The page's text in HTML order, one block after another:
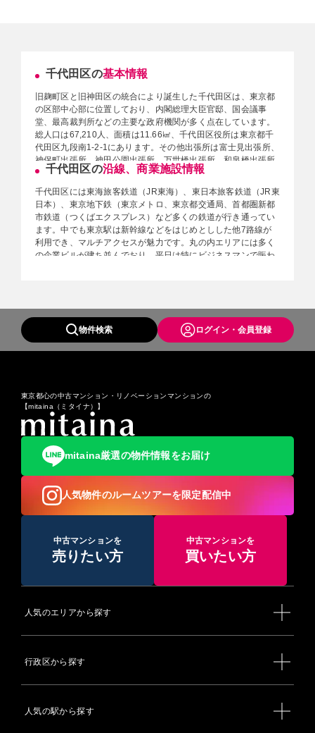
千代田区の基本情報
旧麹町区と旧神田区の統合により誕生した千代田区は、東京都
の区部中心部に位置しており、内閣総理大臣官邸、国会議事
堂、最高裁判所などの主要な政府機関が多く点在しています。
総人口は67,210人、面積は11.66㎢、千代田区役所は東京都千
代田区九段南1-2-1にあります。その他出張所は富士見出張所、
神保町出張所、神田公園出張所、万世橋出張所、和泉橋出張所
に5カ所に点在しています。また、法務局（東京法務局）は千
代田区九段南1-1-15にあります。神田・神保町周辺には古本
屋・出版社が多く建ち並んでいます。丸の内・大手町エリアは
新聞社・銀行が多く、秋葉原エリアは外国人も多く訪れるサブ
カルチャーの発信地として有名です。千代田区中心に皇居の敷
地が広がっており、その周辺には千鳥ヶ淵、北の丸公園など自
然を感じられる緑豊かな環境となっています。区立の中高一貫
◆面積：11.66㎢
◆区役所場所
・千代田区役所：東京都千代田区九段南1-2-1
５
◆警察署：丸の内警察／麹町警察署／神田警察署／万世橋警察
署
◆消防署：丸の内消防署／麹町消防署／神田消防署
◆避難所：麹町小学校／九段小学校／番町小学校／麹町中学校
／富士見みらい館／お茶の水小学校 ／神田一橋中学校／神田さ
くら館／昌平童夢館・アーツ千代田３３３１／ちよだパークサ
イドプラザ /旧今川中学校 /都立一橋高校／区立スポーツセンタ
ー／岩本町ほほえみプラザ
◆災害時退避場所：皇居外苑/北の丸公園/皇居東御苑（一部地域
◆保健所：千代田保健所
◆休日応急診療：千代田保健所
育てひろば「あい・ぽーと」麹町（外部サイトへリンク）
◆公立幼稚園：麹町幼稚園／九段幼稚園／番町幼稚園／お茶の
小学校／お茶の水小学校／千代田小学校／昌平小学校／和泉小
学校
千代田区の沿線、商業施設情報
千代田区には東海旅客鉄道（JR東海）、東日本旅客鉄道（JR東
日本）、東京地下鉄（東京メトロ、東京都交通局、首都圏新都
市鉄道（つくばエクスプレス）など多くの鉄道が行き通ってい
ます。中でも東京駅は新幹線などをはじめとしした他7路線が
利用でき、マルチアクセスが魅力です。丸の内エリアには多く
の企業ビルが建ち並んでおり、平日は特にビジネスマンで賑わ
◆駅一覧
【東海旅客鉄道（JR東海）】
・東海道線・横須賀線 東京駅
・山手線・京浜東北線 有楽町駅 - 東京駅 - 神田駅 - 秋葉原駅
・中央線快速】東京駅 - 神田駅 - 御茶ノ水駅 - （四ツ谷駅）
・中央緩行線（各駅停車） 御茶ノ水駅 - 水道橋駅 - 飯田橋駅 -
市ケ谷駅
・総武快速線 東京駅
・京葉線 東京駅
・上野東京ライン（宇都宮線、高崎線、常磐線） 東京駅
・丸の内線 国会議事堂前駅 - 霞ケ関駅 - （銀座駅） - 東京駅 -
大手町駅 - 淡路町駅 -
・日比谷線 秋葉原駅・日比谷駅 - 霞ケ関駅
・千代田線 国会議事堂前駅 - 霞ケ関駅 - 日比谷駅 - 二重橋前
・有楽町線 麹町駅 - 永田町駅 - 桜田門駅 - 有楽町駅
駅
【東京都交通局】
・都営新宿線 市ヶ谷駅 - 九段下駅 - 神保町駅 - 小川町駅 - 岩本
【首都圏新都市鉄道（つくばエクスプレス）】
物件検索 ログイン・会員登録
東京都心の中古マンション・リノベーションマンションの
【mitaina（ミタイナ）】
mitaina厳選の物件情報をお届け
人気物件のルームツアーを限定配信中
中古マンションを
売りたい方
中古マンションを
買いたい方
人気のエリアから探す
行政区から探す
人気の駅から探す